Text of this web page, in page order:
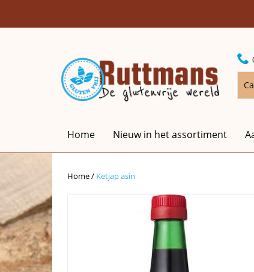
Home Nieuw in het assortiment
Home/ Ketjap asin